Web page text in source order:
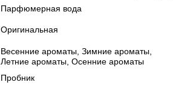
Парфюмерная вода
Оригинальная
Весенние ароматы, Зимние ароматы,
Летние ароматы, Осенние ароматы
Пробник